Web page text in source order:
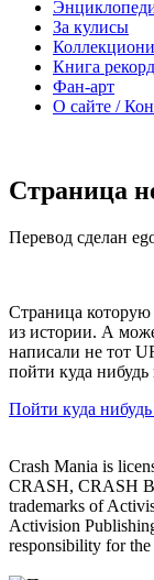
За кулисы
Книга
Фан-арт
О сайте /
Страница
Перевод сделан
Страница
из истории. А
написали не тот
пойти куда нибудь
Пойти куда
Crash Mania is
CRASH, CRASH
trademarks of
Activision
responsibility for